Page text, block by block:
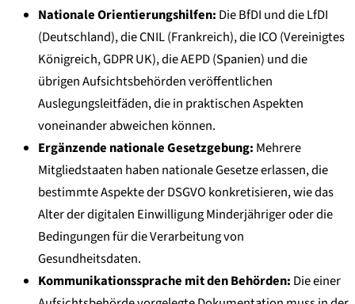
Nationale Orientierungshilfen: Die BfDI und die LfDI
(Deutschland), die CNIL (Frankreich), die ICO (Vereinigtes
Königreich, GDPR UK), die AEPD (Spanien) und die
übrigen Aufsichtsbehörden veröffentlichen
Auslegungsleitfäden, die in praktischen Aspekten
voneinander abweichen können.
Ergänzende nationale Gesetzgebung: Mehrere
Mitgliedstaaten haben nationale Gesetze erlassen, die
bestimmte Aspekte der DSGVO konkretisieren, wie das
Alter der digitalen Einwilligung Minderjähriger oder die
Bedingungen für die Verarbeitung von
Gesundheitsdaten.
Kommunikationssprache mit den Behörden: Die einer